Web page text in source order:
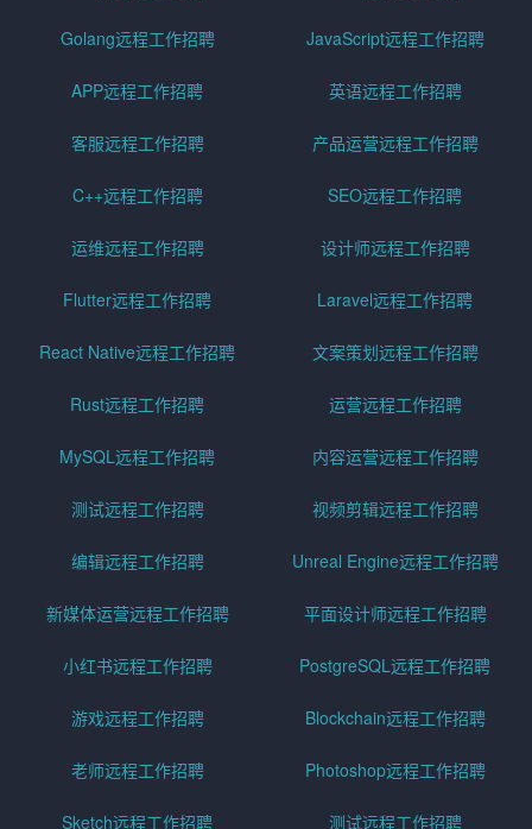
Golang远程工作招聘 JavaScript远程工作招聘
APP远程工作招聘 英语远程工作招聘
客服远程工作招聘 产品运营远程工作招聘
C++远程工作招聘 SEO远程工作招聘
运维远程工作招聘 设计师远程工作招聘
Flutter远程工作招聘 Laravel远程工作招聘
React Native远程工作招聘 文案策划远程工作招聘
Rust远程工作招聘 运营远程工作招聘
MySQL远程工作招聘 内容运营远程工作招聘
测试远程工作招聘 视频剪辑远程工作招聘
编辑远程工作招聘 Unreal Engine远程工作招聘
新媒体运营远程工作招聘 平面设计师远程工作招聘
小红书远程工作招聘 PostgreSQL远程工作招聘
游戏远程工作招聘 Blockchain远程工作招聘
老师远程工作招聘 Photoshop远程工作招聘
Sketch远程工作招聘 测试远程工作招聘